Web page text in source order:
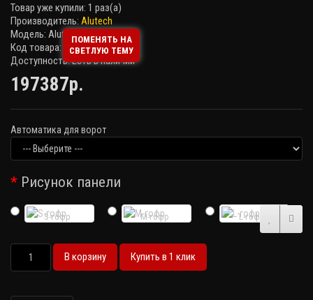
ПОМЕНЯТЬ НА
СВЕТЛУЮ ТЕМУ
Товар уже купили: 1 раз(а)
Производитель: Alutech
Модель: Alutech Trend
Код товара:
Доступность: Есть в наличии
197387р.
Автоматика для ворот
Рисунок панели
S-гофр M-гофр L-гофр
В корзину Купить в 1 клик